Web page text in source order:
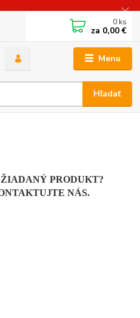
Menu
Hľadať
0 ks
za 0,00 €
PRODUKT?
NÁS.